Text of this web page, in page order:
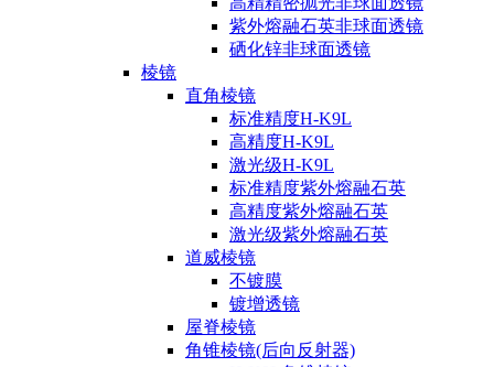
紫外熔融石英非球面透镜
硒化锌非球面透镜
棱镜
直角棱镜
标准精度H-K9L
高精度H-K9L
激光级H-K9L
标准精度紫外熔融石英
高精度紫外熔融石英
激光级紫外熔融石英
道威棱镜
不镀膜
镀增透镜
屋脊棱镜
角锥棱镜(后向反射器)